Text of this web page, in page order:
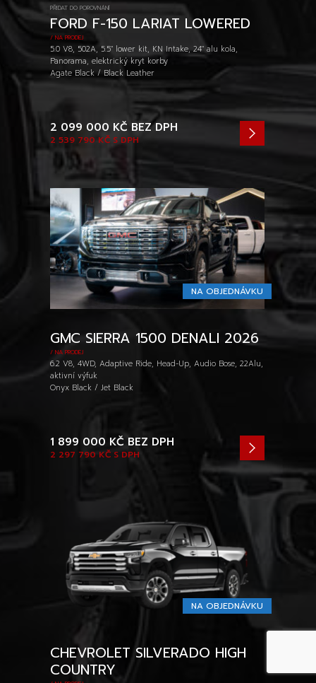
PŘIDAT DO POROVNÁNÍ
FORD F-150 LARIAT LOWERED
/ NA PRODEJ
5.0 V8, 502A, 5.5" lower kit, KN Intake, 24" alu kola,
Panorama, elektrický kryt korby
Agate Black / Black Leather
2 539 790 KČ S DPH
2 099 000 KČ BEZ DPH
NA OBJEDNÁVKU
GMC SIERRA 1500 DENALI 2026
/ NA PRODEJ
6.2 V8, 4WD, Adaptive Ride, Head-Up, Audio Bose, 22Alu,
aktivní výfuk
Onyx Black / Jet Black
2 297 790 KČ S DPH
1 899 000 KČ BEZ DPH
NA OBJEDNÁVKU
CHEVROLET SILVERADO HIGH
COUNTRY